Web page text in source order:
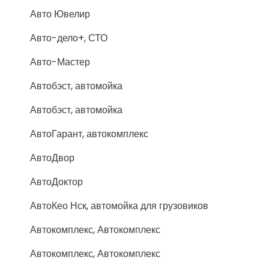
Авто Ювелир
Авто-дело+, СТО
Авто-Мастер
Автобэст, автомойка
Автобэст, автомойка
АвтоГарант, автокомплекс
АвтоДвор
АвтоДоктор
АвтоКео Нск, автомойка для грузовиков
Автокомплекс, Автокомплекс
Автокомплекс, Автокомплекс